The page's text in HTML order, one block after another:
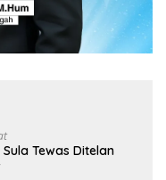
Tewas Ditelan